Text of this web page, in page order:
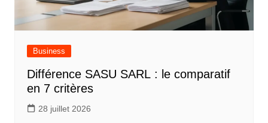
Business
Différence SASU SARL : le comparatif
en 7 critères
28 juillet 2026